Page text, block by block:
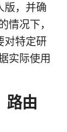
版，并确
情况下，
对特定研
实际使用
路由